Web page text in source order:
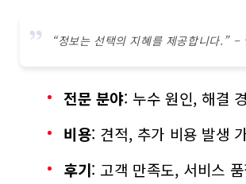
“정보는 선택의 지혜를 제공합니다.” –
전문 분야: 누수 원인, 해결
비용: 견적, 추가 비용 발생
후기: 고객 만족도, 서비스 품